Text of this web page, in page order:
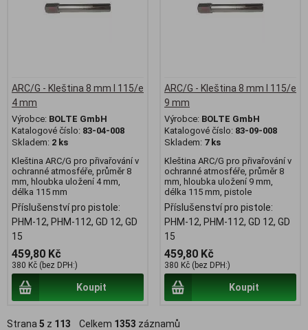
ARC/G - Kleština 8 mm l 115/e
4 mm
Výrobce: BOLTE GmbH
Katalogové číslo: 83-04-008
Skladem: 2 ks
Kleština ARC/G pro přivařování v
ochranné atmosféře, průměr 8
mm, hloubka uložení 4 mm,
délka 115 mm
Příslušenství pro pistole:
PHM-12, PHM-112, GD 12, GD
15
459,80 Kč
380 Kč (bez DPH:)
Koupit
ARC/G - Kleština 8 mm l 115/e
9 mm
Výrobce: BOLTE GmbH
Katalogové číslo: 83-09-008
Skladem: 7 ks
Kleština ARC/G pro přivařování v
ochranné atmosféře, průměr 8
mm, hloubka uložení 9 mm,
délka 115 mm, pistole
Příslušenství pro pistole:
PHM-12, PHM-112, GD 12, GD
15
459,80 Kč
380 Kč (bez DPH:)
Koupit
Strana 5 z 113 Celkem 1353 záznamů